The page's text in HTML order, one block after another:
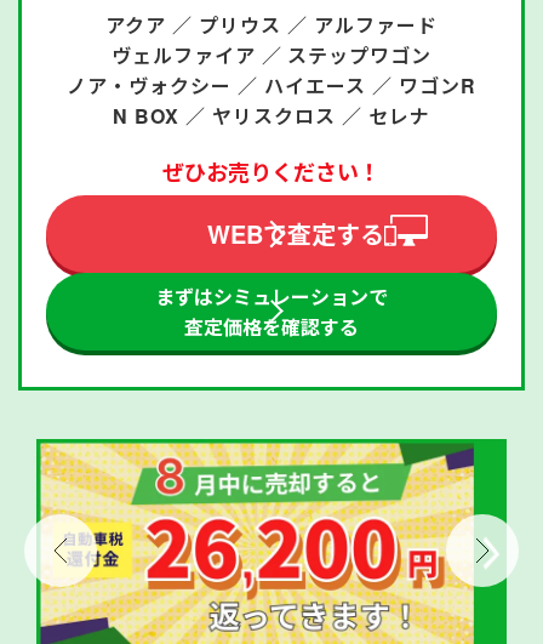
アクア ／ プリウス ／ アルファード
ヴェルファイア ／ ステップワゴン
ノア・ヴォクシー ／ ハイエース ／ ワゴンR
N BOX ／ ヤリスクロス ／ セレナ
ぜひお売りください！
WEBで査定する
まずはシミュレーションで
査定価格を確認する